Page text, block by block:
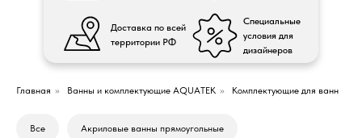
Доставка по всей
территории РФ
Специальные
условия для
дизайнеров
Главная » Ванны и комплектующие AQUATEK » Комплектующие для ванн
Все Акриловые ванны прямоугольные